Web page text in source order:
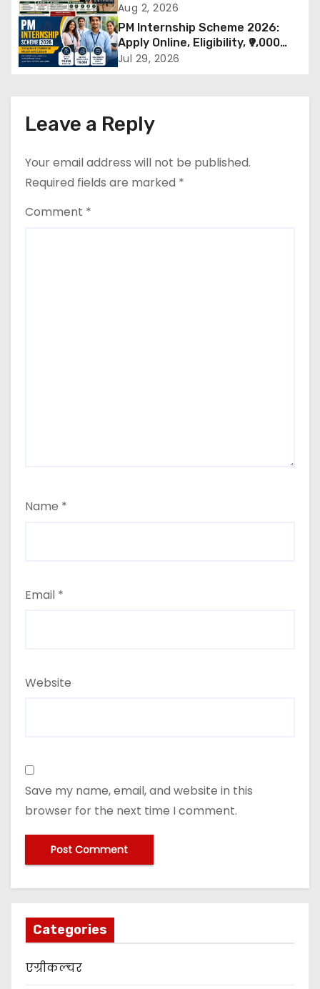
i
g
t
o
n
Out – Rajput Regimental Centre
Rally Schedule, Eligibility,
Documents & Selection Process
Aug 2, 2026
PM Internship Scheme 2026:
Apply Online, Eligibility, ₹9,000
Stipend, Benefits, Selection
Jul 29, 2026
Leave a Reply
Your email address will not be published.
Required fields are marked *
Comment *
Name *
Email *
Website
Save my name, email, and website in this
browser for the next time I comment.
Categories
एग्रीकल्चर